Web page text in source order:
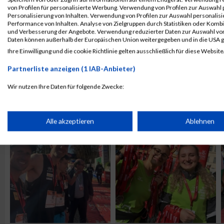
2. Juli 2027
Grossglockner Mountain Run
Jetzt anmelden!
9. Oktober 2026
Graz Marathon 2026
Jetzt anmelden!
Kärnten Läuft 2026
von Profilen für personalisierte Werbung. Verwendung von Profilen zur
Personalisierung von Inhalten. Verwendung von Profilen zur Auswahl
Performance von Inhalten. Analyse von Zielgruppen durch Statistiken oder
und Verbesserung der Angebote. Verwendung reduzierter Daten zur Auswahl
Daten können außerhalb der Europäischen Union weitergegeben und in die USA
Ihre Einwilligung und die cookie Richtlinie gelten ausschließlich für diese
Partnerliste anzeigen (1 IAB-Anbieter)
Wir nutzen Ihre Daten für folgende Zwecke:
Speichern von oder Zugriff auf Informationen auf einem
Verwendung reduzierter Daten zur Auswahl von
Erstellung von Profilen für personalisierte Werbung
Verwendung von Profilen zur Auswahl personalisierter Werbung
Alle akzeptieren Ablehnen